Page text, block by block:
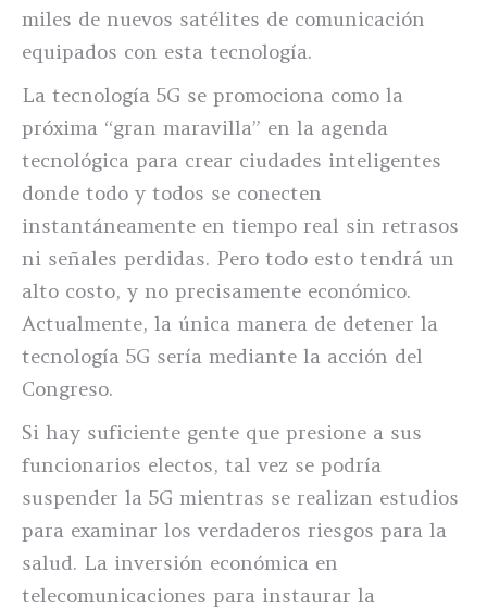
miles de nuevos satélites de comunicación
equipados con esta tecnología.
La tecnología 5G se promociona como la
próxima “gran maravilla” en la agenda
tecnológica para crear ciudades inteligentes
donde todo y todos se conecten
instantáneamente en tiempo real sin retrasos
ni señales perdidas. Pero todo esto tendrá un
alto costo, y no precisamente económico.
Actualmente, la única manera de detener la
tecnología 5G sería mediante la acción del
Congreso.
Si hay suficiente gente que presione a sus
funcionarios electos, tal vez se podría
suspender la 5G mientras se realizan estudios
para examinar los verdaderos riesgos para la
salud. La inversión económica en
telecomunicaciones para instaurar la